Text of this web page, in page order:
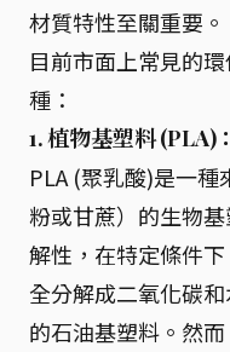
材質特性至關重要。
目前市面上常見的
種：
1. 植物基塑料 (PLA)：
PLA (聚乳酸)是一
粉或甘蔗）的生物
解性，在特定條件
全分解成二氧化碳
的石油基塑料。然